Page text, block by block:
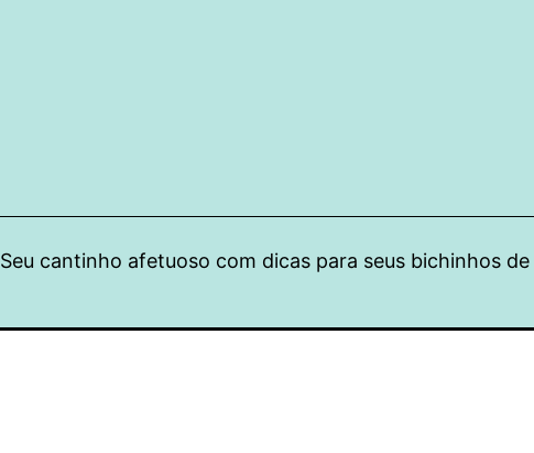
Seu cantinho afetuoso com dicas para seus bichinhos